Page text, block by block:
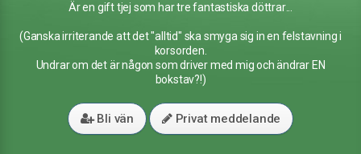
Är en gift tjej som har tre fantastiska döttrar...
(Ganska irriterande att det "alltid" ska smyga sig in en felstavning i
korsorden.
Undrar om det är någon som driver med mig och ändrar EN
bokstav?!)
Bli vän Privat meddelande